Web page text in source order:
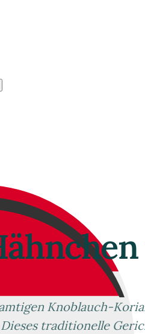
Knoblauch-
traditionelle